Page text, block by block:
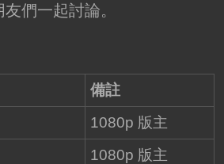
們一起討論。
備註
1080p 版主
1080p 版主